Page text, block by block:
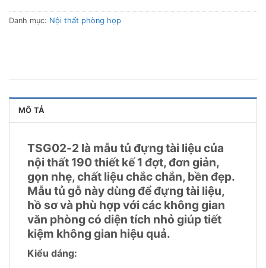
Danh mục: Nội thất phòng họp
MÔ TẢ
TSG02-2 là mẫu tủ đựng tài liệu của
nội thất 190 thiết kế 1 đợt, đơn giản,
gọn nhẹ, chất liệu chắc chắn, bền đẹp.
Mẫu tủ gỗ này dùng để đựng tài liệu,
hồ sơ và phù hợp với các không gian
văn phòng có diện tích nhỏ giúp tiết
kiệm không gian hiệu quả.
Kiểu dáng: